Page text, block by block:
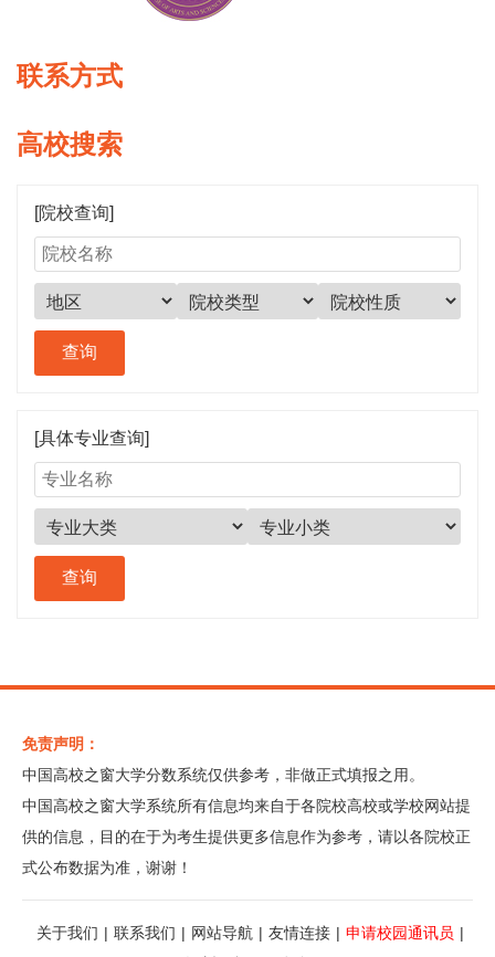
联系方式
高校搜索
[院校查询]
[具体专业查询]
免责声明：
中国高校之窗大学分数系统仅供参考，非做正式填报之用。
中国高校之窗大学系统所有信息均来自于各院校高校或学校网站提
供的信息，目的在于为考生提供更多信息作为参考，请以各院校正
式公布数据为准，谢谢！
关于我们 | 联系我们 | 网站导航 | 友情连接 | 申请校园通讯员 |